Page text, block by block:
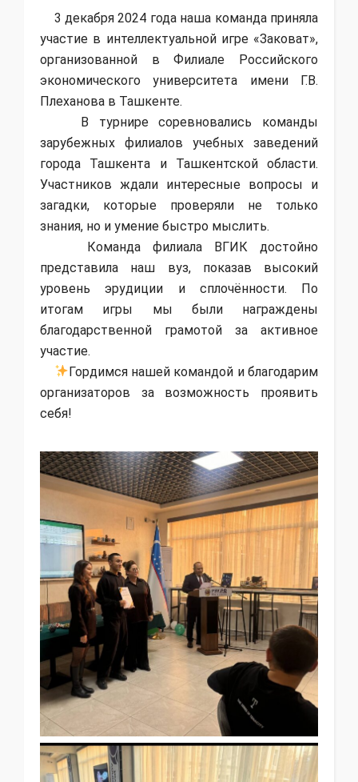
3 декабря 2024 года наша команда приняла
участие в интеллектуальной игре «Заковат»,
организованной в Филиале Российского
экономического университета имени Г.В.
Плеханова в Ташкенте.
В турнире соревновались команды
зарубежных филиалов учебных заведений
города Ташкента и Ташкентской области.
Участников ждали интересные вопросы и
загадки, которые проверяли не только
знания, но и умение быстро мыслить.
Команда филиала ВГИК достойно
представила наш вуз, показав высокий
уровень эрудиции и сплочённости. По
итогам игры мы были награждены
благодарственной грамотой за активное
участие.
Гордимся нашей командой и благодарим
организаторов за возможность проявить
себя!